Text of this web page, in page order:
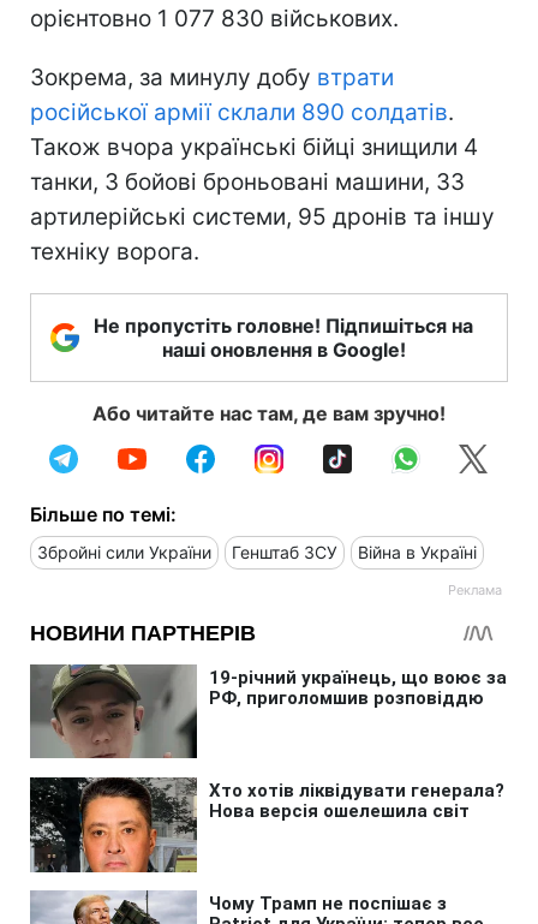
орієнтовно 1 077 830 військових.
Зокрема, за минулу добу втрати
російської армії склали 890 солдатів.
Також вчора українські бійці знищили 4
танки, 3 бойові броньовані машини, 33
артилерійські системи, 95 дронів та іншу
техніку ворога.
Не пропустіть головне! Підпишіться на
наші оновлення в Google!
Або читайте нас там, де вам зручно!
Більше по темі:
Збройні сили України Генштаб ЗСУ Війна в Україні